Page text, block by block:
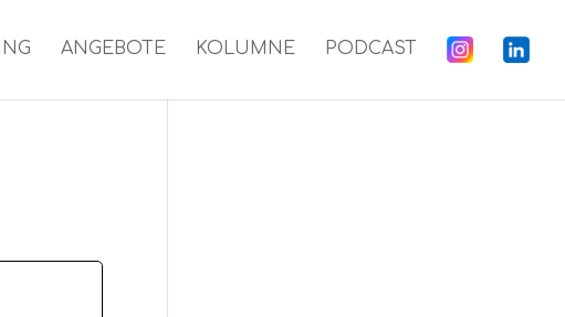
ANGEBOTE KOLUMNE PODCAST